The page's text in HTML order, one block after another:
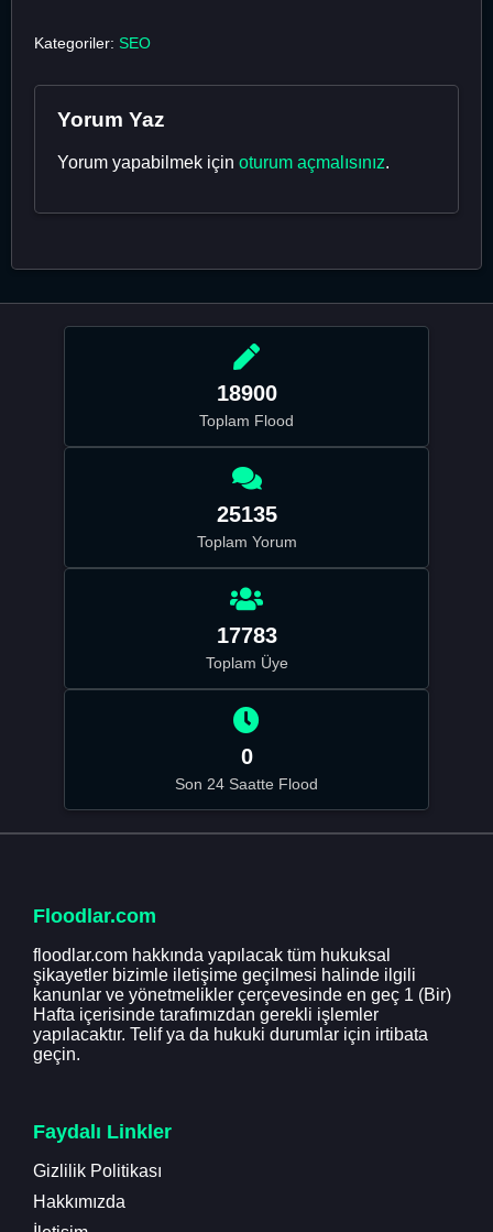
Kategoriler: SEO
Yorum Yaz
Yorum yapabilmek için oturum açmalısınız.
18900
Toplam Flood
25135
Toplam Yorum
17783
Toplam Üye
0
Son 24 Saatte Flood
Floodlar.com
floodlar.com hakkında yapılacak tüm hukuksal
şikayetler bizimle iletişime geçilmesi halinde ilgili
kanunlar ve yönetmelikler çerçevesinde en geç 1 (Bir)
Hafta içerisinde tarafımızdan gerekli işlemler
yapılacaktır. Telif ya da hukuki durumlar için irtibata
geçin.
Faydalı Linkler
Gizlilik Politikası
Hakkımızda